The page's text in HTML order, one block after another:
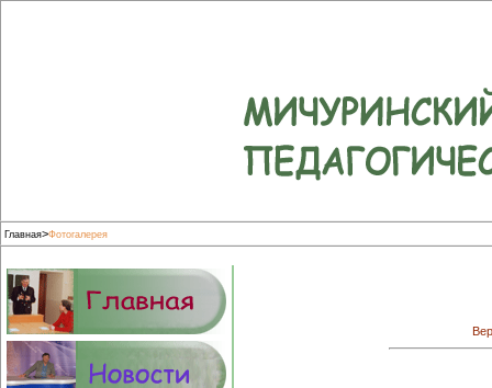
Главная>Фотогалерея